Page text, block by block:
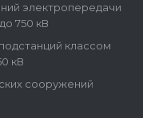
электропередачи
750 кВ
классом
кВ
сооружений